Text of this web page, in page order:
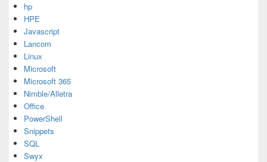
hp
HPE
Javascript
Lancom
Linux
Microsoft
Microsoft 365
Nimble/Alletra
Office
PowerShell
Snippets
SQL
Swyx